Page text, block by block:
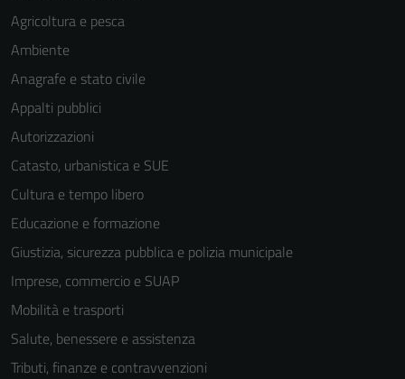
Agricoltura e pesca
Ambiente
Anagrafe e stato civile
Appalti pubblici
Autorizzazioni
Catasto, urbanistica e SUE
Cultura e tempo libero
Educazione e formazione
Giustizia, sicurezza pubblica e polizia municipale
Imprese, commercio e SUAP
Mobilità e trasporti
Salute, benessere e assistenza
Tributi, finanze e contravvenzioni